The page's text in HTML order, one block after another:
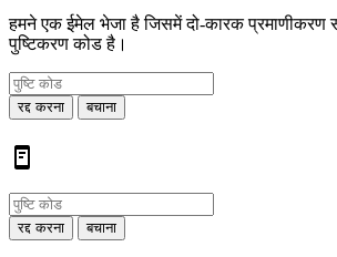
हमने एक ईमेल भेजा है जिसमें दो-कारक प्रमाणीकरण
पुष्टिकरण कोड है।
रद्द करना बचाना
रद्द करना बचाना